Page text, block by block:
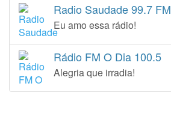
Radio Saudade 99.7 FM
Eu amo essa rádio!
Rádio FM O Dia 100.5
Alegria que irradia!